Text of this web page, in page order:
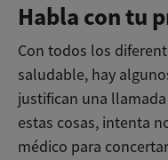
Habla con tu
Con todos los
saludable, hay
justifican una
estas cosas, intenta
médico para